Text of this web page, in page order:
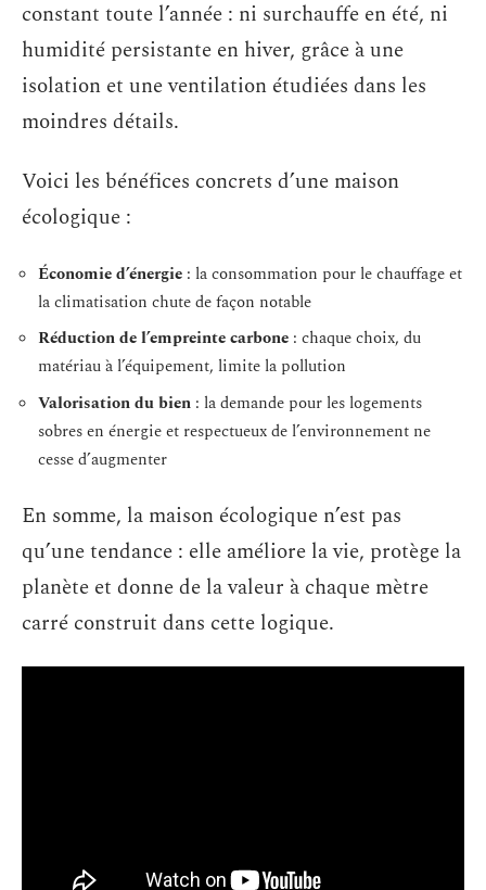
constant toute l’année : ni surchauffe en été, ni
humidité persistante en hiver, grâce à une
isolation et une ventilation étudiées dans les
moindres détails.
Voici les bénéfices concrets d’une maison
écologique :
Économie d’énergie : la consommation pour le chauffage et
la climatisation chute de façon notable
Réduction de l’empreinte carbone : chaque choix, du
matériau à l’équipement, limite la pollution
Valorisation du bien : la demande pour les logements
sobres en énergie et respectueux de l’environnement ne
cesse d’augmenter
En somme, la maison écologique n’est pas
qu’une tendance : elle améliore la vie, protège la
planète et donne de la valeur à chaque mètre
carré construit dans cette logique.